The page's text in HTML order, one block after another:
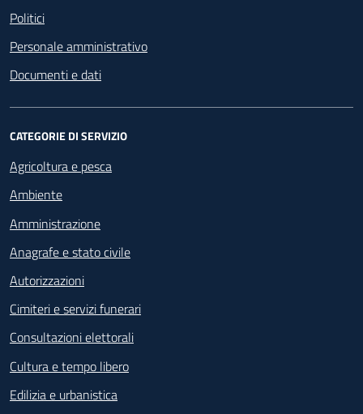
Politici
Personale amministrativo
Documenti e dati
CATEGORIE DI SERVIZIO
Agricoltura e pesca
Ambiente
Amministrazione
Anagrafe e stato civile
Autorizzazioni
Cimiteri e servizi funerari
Consultazioni elettorali
Cultura e tempo libero
Edilizia e urbanistica